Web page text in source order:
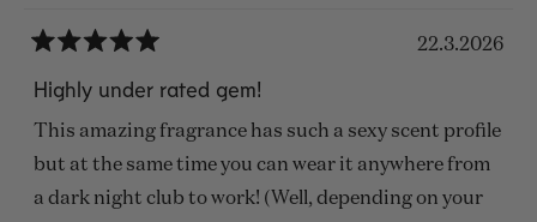
5
/
5
tähteä
22.3.2026
Highly under rated gem!
This amazing fragrance has such a sexy scent profile
but at the same time you can wear it anywhere from
a dark night club to work! (Well, depending on your